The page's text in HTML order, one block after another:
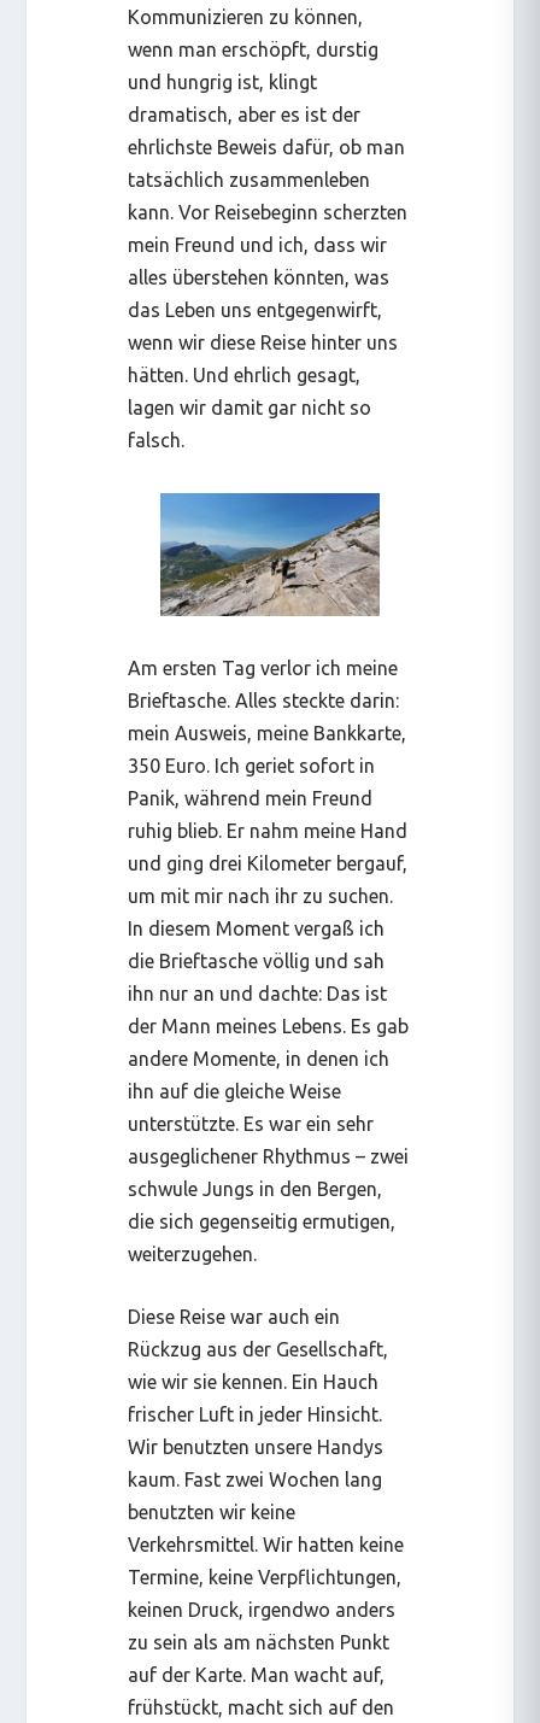
Kommunizieren zu können,
wenn man erschöpft, durstig
und hungrig ist, klingt
dramatisch, aber es ist der
ehrlichste Beweis dafür, ob man
tatsächlich zusammenleben
kann. Vor Reisebeginn scherzten
mein Freund und ich, dass wir
alles überstehen könnten, was
das Leben uns entgegenwirft,
wenn wir diese Reise hinter uns
hätten. Und ehrlich gesagt,
lagen wir damit gar nicht so
falsch.
Am ersten Tag verlor ich meine
Brieftasche. Alles steckte darin:
mein Ausweis, meine Bankkarte,
350 Euro. Ich geriet sofort in
Panik, während mein Freund
ruhig blieb. Er nahm meine Hand
und ging drei Kilometer bergauf,
um mit mir nach ihr zu suchen.
In diesem Moment vergaß ich
die Brieftasche völlig und sah
ihn nur an und dachte: Das ist
der Mann meines Lebens. Es gab
andere Momente, in denen ich
ihn auf die gleiche Weise
unterstützte. Es war ein sehr
ausgeglichener Rhythmus – zwei
schwule Jungs in den Bergen,
die sich gegenseitig ermutigen,
weiterzugehen.
Diese Reise war auch ein
Rückzug aus der Gesellschaft,
wie wir sie kennen. Ein Hauch
frischer Luft in jeder Hinsicht.
Wir benutzten unsere Handys
kaum. Fast zwei Wochen lang
benutzten wir keine
Verkehrsmittel. Wir hatten keine
Termine, keine Verpflichtungen,
keinen Druck, irgendwo anders
zu sein als am nächsten Punkt
auf der Karte. Man wacht auf,
frühstückt, macht sich auf den